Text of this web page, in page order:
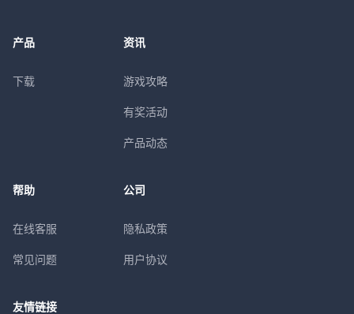
产品
下载
资讯
游戏攻略
有奖活动
产品动态
帮助
在线客服
常见问题
公司
隐私政策
用户协议
友情链接